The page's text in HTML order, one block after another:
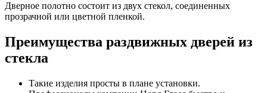
Дверное полотно состоит из двух стекол, соединенных
прозрачной или цветной пленкой.
Преимущества раздвижных дверей из
стекла
Такие изделия просты в плане установки.